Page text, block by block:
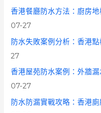
香港餐廳防水方法：廚房
07-27
防水失敗案例分析：香港
27
香港屋苑防水案例：外牆
07-27
防水防漏實戰攻略：香港